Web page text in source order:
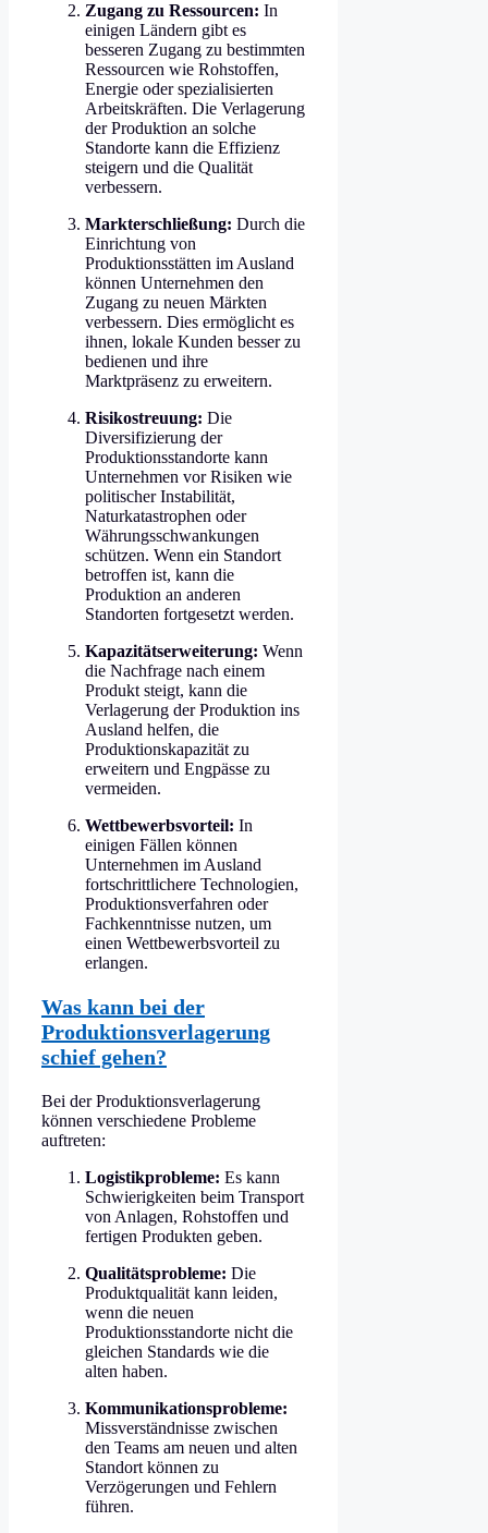
Zugang zu Ressourcen: In
einigen Ländern gibt es
besseren Zugang zu bestimmten
Ressourcen wie Rohstoffen,
Energie oder spezialisierten
Arbeitskräften. Die Verlagerung
der Produktion an solche
Standorte kann die Effizienz
steigern und die Qualität
verbessern.
Markterschließung: Durch die
Einrichtung von
Produktionsstätten im Ausland
können Unternehmen den
Zugang zu neuen Märkten
verbessern. Dies ermöglicht es
ihnen, lokale Kunden besser zu
bedienen und ihre
Marktpräsenz zu erweitern.
Risikostreuung: Die
Diversifizierung der
Produktionsstandorte kann
Unternehmen vor Risiken wie
politischer Instabilität,
Naturkatastrophen oder
Währungsschwankungen
schützen. Wenn ein Standort
betroffen ist, kann die
Produktion an anderen
Standorten fortgesetzt werden.
Kapazitätserweiterung: Wenn
die Nachfrage nach einem
Produkt steigt, kann die
Verlagerung der Produktion ins
Ausland helfen, die
Produktionskapazität zu
erweitern und Engpässe zu
vermeiden.
Wettbewerbsvorteil: In
einigen Fällen können
Unternehmen im Ausland
fortschrittlichere Technologien,
Produktionsverfahren oder
Fachkenntnisse nutzen, um
einen Wettbewerbsvorteil zu
erlangen.
Was kann bei der
Produktionsverlagerung
schief gehen?
Bei der Produktionsverlagerung
können verschiedene Probleme
auftreten:
Logistikprobleme: Es kann
Schwierigkeiten beim Transport
von Anlagen, Rohstoffen und
fertigen Produkten geben.
Qualitätsprobleme: Die
Produktqualität kann leiden,
wenn die neuen
Produktionsstandorte nicht die
gleichen Standards wie die
alten haben.
Kommunikationsprobleme:
Missverständnisse zwischen
den Teams am neuen und alten
Standort können zu
Verzögerungen und Fehlern
führen.